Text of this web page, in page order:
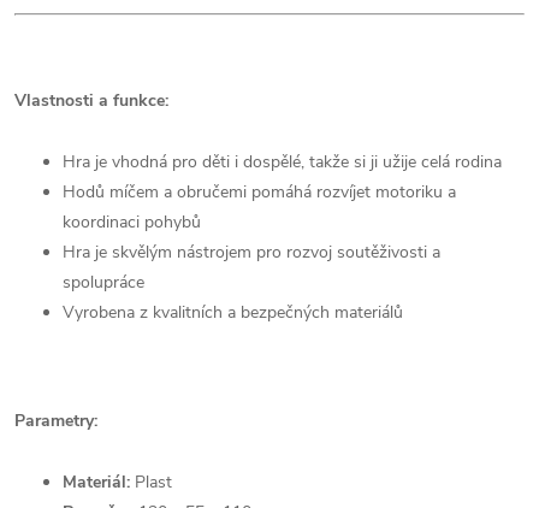
Vlastnosti a funkce:
Hra je vhodná pro děti i dospělé, takže si ji užije celá rodina
Hodů míčem a obručemi pomáhá rozvíjet motoriku a
koordinaci pohybů
Hra je skvělým nástrojem pro rozvoj soutěživosti a
spolupráce
Vyrobena z kvalitních a bezpečných materiálů
Parametry:
Materiál: Plast